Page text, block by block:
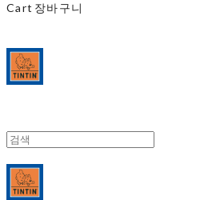
Cart 장바구니